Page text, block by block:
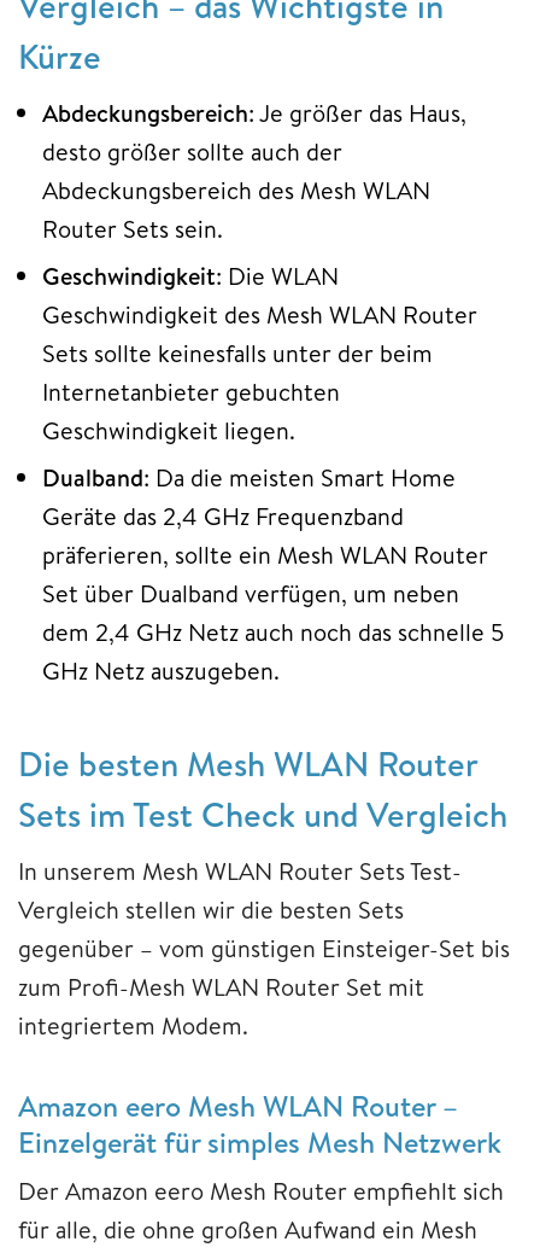
Kürze
Abdeckungsbereich: Je größer das Haus,
desto größer sollte auch der
Abdeckungsbereich des Mesh WLAN
Router Sets sein.
Geschwindigkeit: Die WLAN
Geschwindigkeit des Mesh WLAN Router
Sets sollte keinesfalls unter der beim
Internetanbieter gebuchten
Geschwindigkeit liegen.
Dualband: Da die meisten Smart Home
Geräte das 2,4 GHz Frequenzband
präferieren, sollte ein Mesh WLAN Router
Set über Dualband verfügen, um neben
dem 2,4 GHz Netz auch noch das schnelle 5
GHz Netz auszugeben.
Die besten Mesh WLAN Router
Sets im Test Check und Vergleich
In unserem Mesh WLAN Router Sets Test-
Vergleich stellen wir die besten Sets
gegenüber – vom günstigen Einsteiger-Set bis
zum Profi-Mesh WLAN Router Set mit
integriertem Modem.
Amazon eero Mesh WLAN Router –
Einzelgerät für simples Mesh Netzwerk
Der Amazon eero Mesh Router empfiehlt sich
für alle, die ohne großen Aufwand ein Mesh